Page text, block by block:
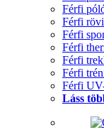
Férfi
Férfi
Férfi
Férfi
Férfi
Férfi
Férfi
Láss